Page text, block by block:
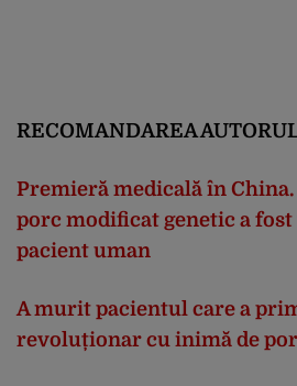
RECOMANDAREA
Premieră medicală în
porc modificat genetic a
pacient uman
A murit pacientul care a
revoluționar cu inimă de